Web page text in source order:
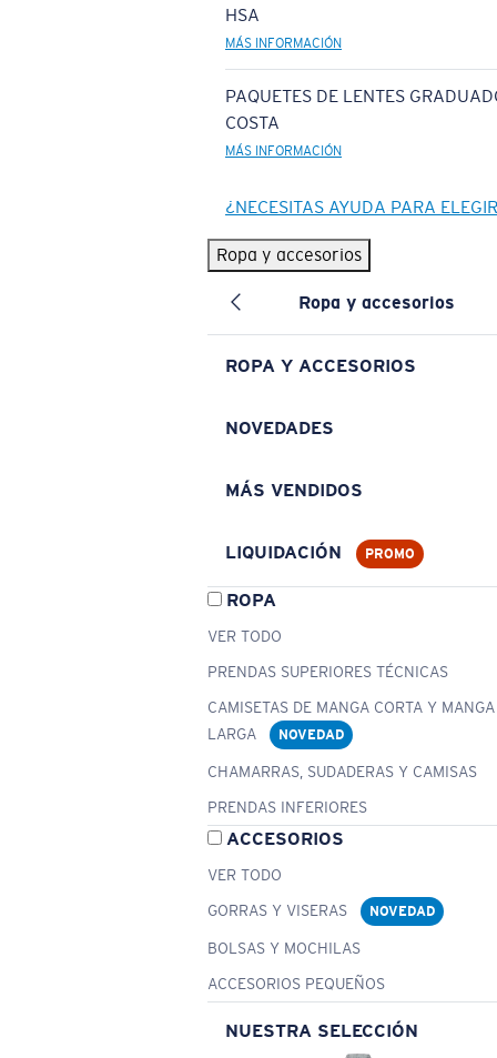
HSA
MÁS INFORMACIÓN
PAQUETES DE LENTES
COSTA
MÁS INFORMACIÓN
¿NECESITAS AYUDA PARA
Ropa y accesorios
Ropa y accesorios
ROPA Y ACCESORIOS
NOVEDADES
MÁS VENDIDOS
LIQUIDACIÓN PROMO
ROPA
VER TODO
PRENDAS SUPERIORES TÉCNICAS
CAMISETAS DE MANGA CORTA Y MANGA
LARGA
NOVEDAD
CHAMARRAS, SUDADERAS Y CAMISAS
PRENDAS INFERIORES
ACCESORIOS
VER TODO
GORRAS Y VISERAS
NOVEDAD
BOLSAS Y MOCHILAS
ACCESORIOS PEQUEÑOS
NUESTRA SELECCIÓN